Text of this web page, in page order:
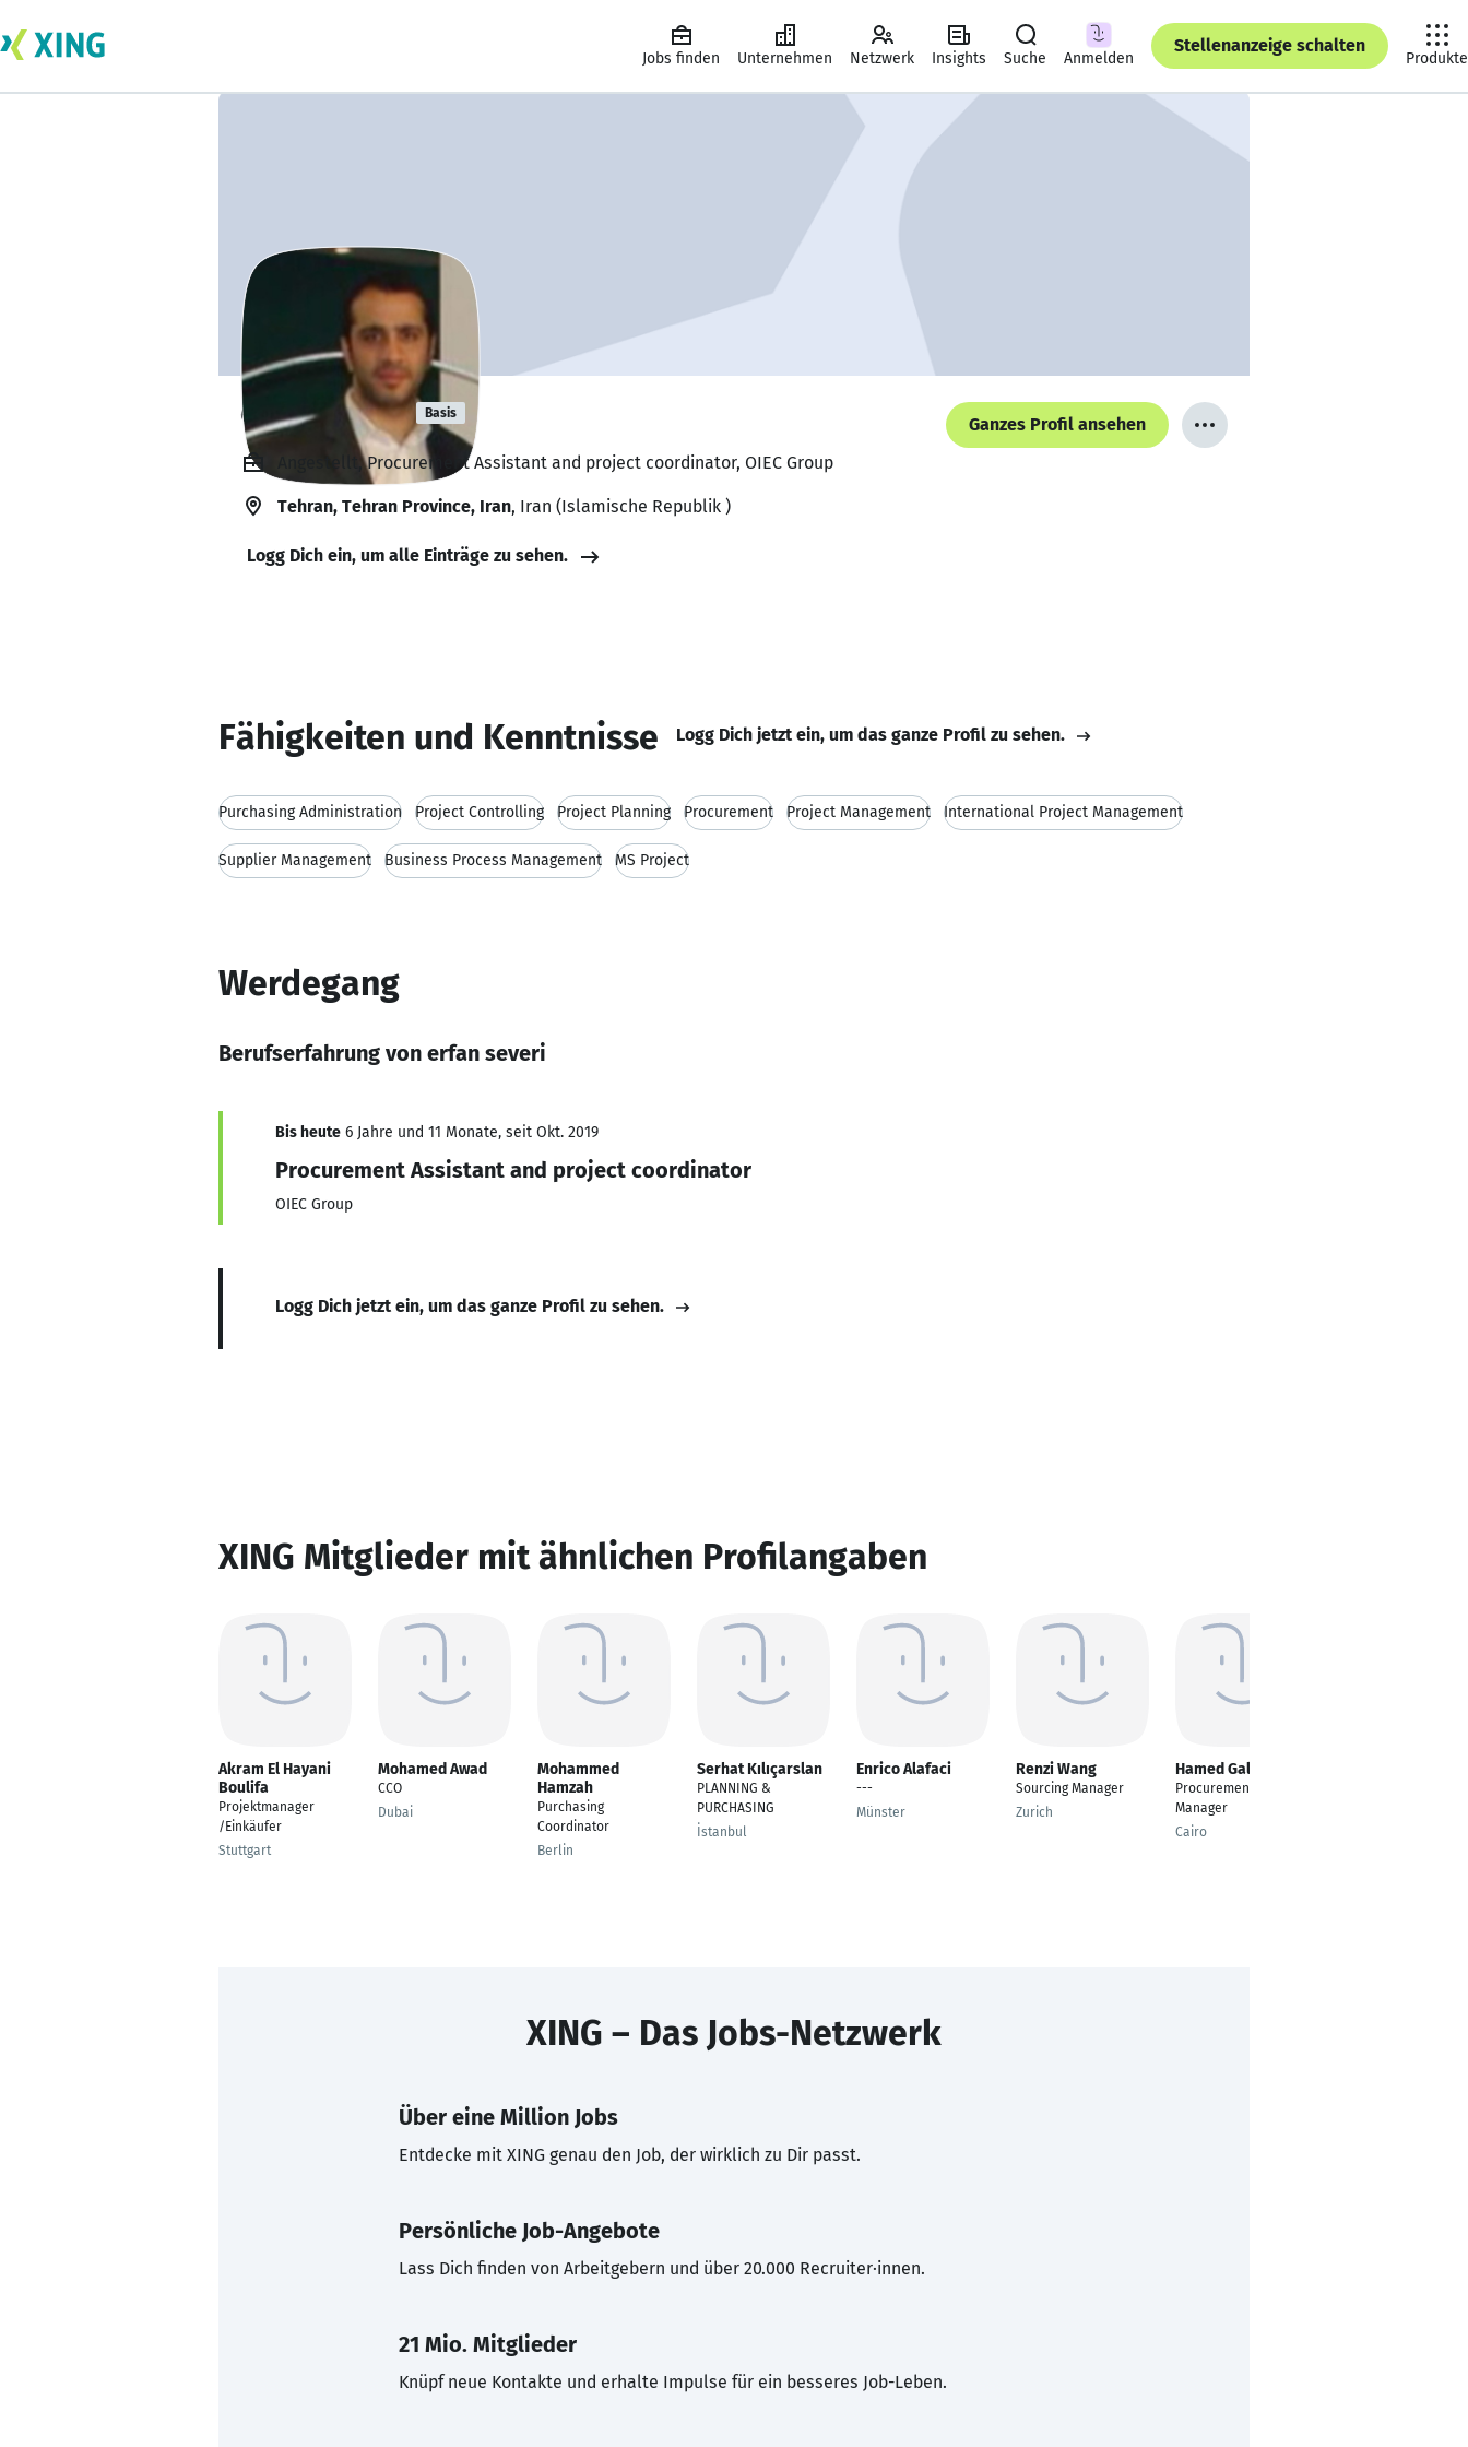
Jobs finden Unternehmen Netzwerk Insights Suche Anmelden
Stellenanzeige schalten
Produkte
erfan severi Basis
Ganzes Profil ansehen
Angestellt, Procurement Assistant and project coordinator, OIEC Group
Tehran, Tehran Province, Iran, Iran (Islamische Republik )
Logg Dich ein, um alle Einträge zu sehen.
Fähigkeiten und Kenntnisse Logg Dich jetzt ein, um das ganze Profil zu sehen.
Purchasing Administration Project Controlling Project Planning Procurement Project Management International Project Management
Supplier Management Business Process Management MS Project
Werdegang
Berufserfahrung von erfan severi
Bis heute 6 Jahre und 11 Monate, seit Okt. 2019
Procurement Assistant and project coordinator
OIEC Group
Logg Dich jetzt ein, um das ganze Profil zu sehen.
XING Mitglieder mit ähnlichen Profilangaben
Akram El Hayani
Boulifa
Projektmanager
/Einkäufer
Stuttgart
Mohamed Awad
CCO
Dubai
Mohammed
Hamzah
Purchasing
Coordinator
Berlin
Serhat Kılıçarslan
PLANNING &
PURCHASING
İstanbul
Enrico Alafaci
---
Münster
Renzi Wang
Sourcing Manager
Zurich
Hamed Galal
Procurement
Manager
Cairo
XING – Das Jobs-Netzwerk
Über eine Million Jobs
Entdecke mit XING genau den Job, der wirklich zu Dir passt.
Persönliche Job-Angebote
Lass Dich finden von Arbeitgebern und über 20.000 Recruiter·innen.
21 Mio. Mitglieder
Knüpf neue Kontakte und erhalte Impulse für ein besseres Job-Leben.